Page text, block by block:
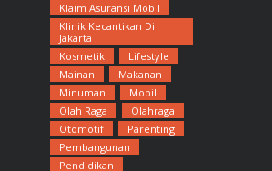
Klaim Asuransi Mobil
Klinik Kecantikan Di
Jakarta
Kosmetik
Lifestyle
Mainan
Makanan
Minuman
Mobil
Olah Raga
Olahraga
Otomotif
Parenting
Pembangunan
Pendidikan